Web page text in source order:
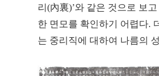
리(內裏)’와 같은 것으로 보
한 면모를 확인하기 어렵다.
는 중리직에 대하여 나름의